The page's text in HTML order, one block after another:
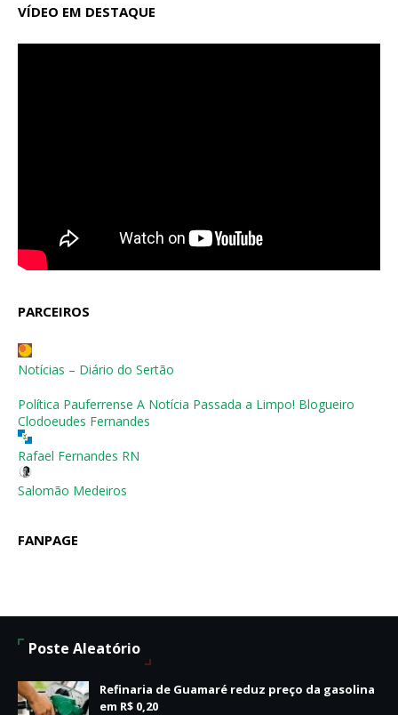
VÍDEO EM DESTAQUE
PARCEIROS
Notícias – Diário do Sertão
Política Pauferrense A Notícia Passada a Limpo! Blogueiro
Clodoeudes Fernandes
Rafael Fernandes RN
Salomão Medeiros
FANPAGE
Poste Aleatório
Refinaria de Guamaré reduz preço da gasolina
em R$ 0,20